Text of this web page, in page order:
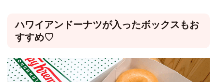
ハワイアンドーナツが入ったボックスもお
すすめ♡